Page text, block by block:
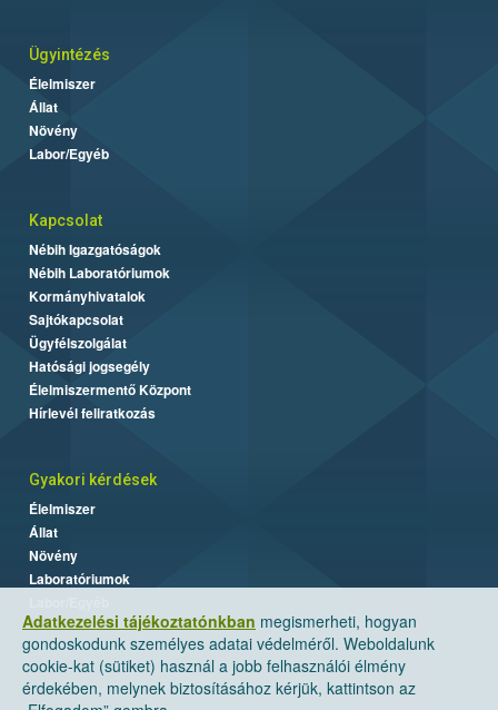
Adatkezelési tájékoztatónkban megismerheti, hogyan
gondoskodunk személyes adatai védelméről. Weboldalunk
cookie-kat (sütiket) használ a jobb felhasználói élmény
érdekében, melynek biztosításához kérjük, kattintson az
Ügyintézés
Élelmiszer
Állat
Növény
Labor/Egyéb
Kapcsolat
Nébih Igazgatóságok
Nébih Laboratóriumok
Kormányhivatalok
Sajtókapcsolat
Ügyfélszolgálat
Hatósági jogsegély
Élelmiszermentő Központ
Hírlevél feliratkozás
Gyakori kérdések
Élelmiszer
Állat
Növény
Laboratóriumok